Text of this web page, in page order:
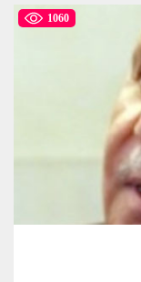
1060